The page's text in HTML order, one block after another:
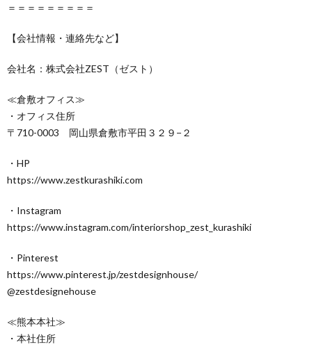
＝＝＝＝＝＝＝＝＝
【会社情報・連絡先など】
会社名：株式会社ZEST（ゼスト）
≪倉敷オフィス≫
・オフィス住所
〒710-0003 岡山県倉敷市平田３２９−２
・HP
https://www.zestkurashiki.com
・Instagram
https://www.instagram.com/interiorshop_zest_kurashiki
・Pinterest
https://www.pinterest.jp/zestdesignhouse/
@zestdesignehouse
≪熊本本社≫
・本社住所